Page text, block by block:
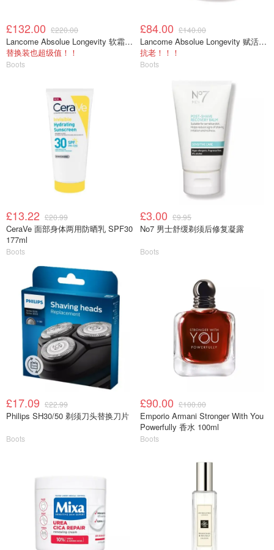
£132.00 £220.00
Lancome Absolue Longevity 软霜 60ml
替换装也超级值！！
Boots
£84.00 £140.00
Lancome Absolue Longevity 赋活柔润面霜 30ml
抗老！！！
Boots
£13.22 £20.99
CeraVe 面部身体两用防晒乳 SPF30
177ml
Boots
£3.00 £9.95
No7 男士舒缓剃须后修复凝露
Boots
£17.09 £22.99
Philips SH30/50 剃须刀头替换刀片
Boots
£90.00 £100.00
Emporio Armani Stronger With You
Powerfully 香水 100ml
Boots